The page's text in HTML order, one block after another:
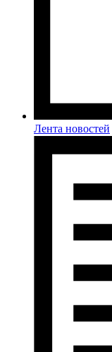
Лента новостей